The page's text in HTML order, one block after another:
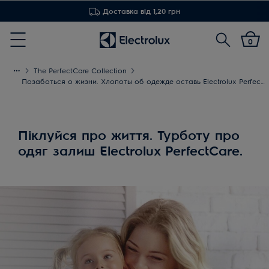
Доставка від 1,20 грн
Menu
Пошук
0
The PerfectCare Collection
Піклуйся про життя. Турботу про
одяг залиш Electrolux PerfectCare.